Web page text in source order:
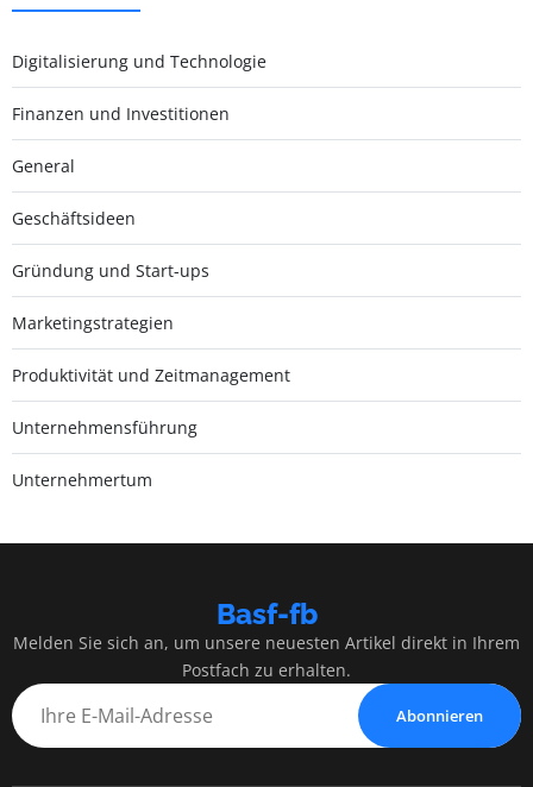
Digitalisierung und Technologie
Finanzen und Investitionen
General
Geschäftsideen
Gründung und Start-ups
Marketingstrategien
Produktivität und Zeitmanagement
Unternehmensführung
Unternehmertum
Basf-fb
Melden Sie sich an, um unsere neuesten Artikel direkt in Ihrem
Postfach zu erhalten.
Abonnieren